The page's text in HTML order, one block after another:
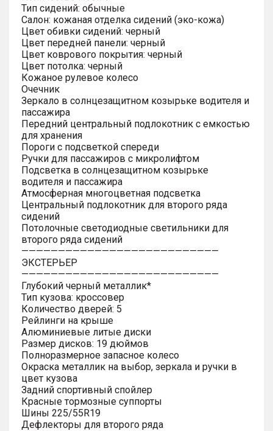
Тип сидений: обычные
Салон: кожаная отделка сидений (эко-кожа)
Цвет обивки сидений: черный
Цвет передней панели: черный
Цвет коврового покрытия: черный
Цвет потолка: черный
Кожаное рулевое колесо
Очечник
Зеркало в солнцезащитном козырьке водителя и
пассажира
Передний центральный подлокотник с емкостью
для хранения
Пороги с подсветкой спереди
Ручки для пассажиров с микролифтом
Подсветка в солнцезащитном козырьке
водителя и пассажира
Атмосферная многоцветная подсветка
Центральный подлокотник для второго ряда
сидений
Потолочные светодиодные светильники для
второго ряда сидений
———————————————————————————
ЭКСТЕРЬЕР
———————————————————————————
Глубокий черный металлик*
Тип кузова: кроссовер
Количество дверей: 5
Рейлинги на крыше
Алюминиевые литые диски
Размер дисков: 19 дюймов
Полноразмерное запасное колесо
Окраска металлик на выбор, зеркала и ручки в
цвет кузова
Задний спортивный спойлер
Красные тормозные суппорты
Шины 225/55R19
Дефлекторы для второго ряда